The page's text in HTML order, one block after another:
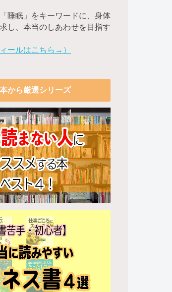
睡眠」をキーワードに、身体
し、本当のしあわせを目指す
ールはこちら→）
から厳選シリーズ